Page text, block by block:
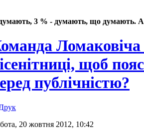
3 % - думають, що думають.
щоб
публічністю?
20 жовтня 2012, 10:42